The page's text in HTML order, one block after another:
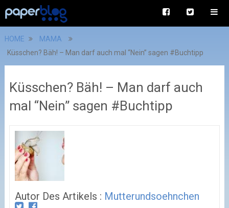
HOME
MAMA
Küsschen? Bäh! – Man darf auch mal “Nein” sagen #Buchtipp
Küsschen? Bäh! – Man darf auch
mal “Nein” sagen #Buchtipp
Autor Des Artikels : Mutterundsoehnchen